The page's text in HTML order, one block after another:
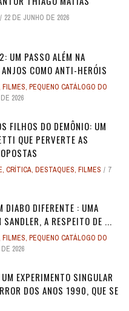
22 DE JUNHO DE 2026
UM PASSO ALÉM NA
ANJOS COMO ANTI-HERÓIS
FILMES, PEQUENO CATÁLOGO DO
2026
FILHOS DO DEMÔNIO: UM
QUE PERVERTE AS
, CRÍTICA, DESTAQUES, FILMES
7
DIFERENTE : UMA
SANDLER, A RESPEITO DE ...
FILMES, PEQUENO CATÁLOGO DO
2026
EXPERIMENTO SINGULAR
DOS ANOS 1990, QUE SE